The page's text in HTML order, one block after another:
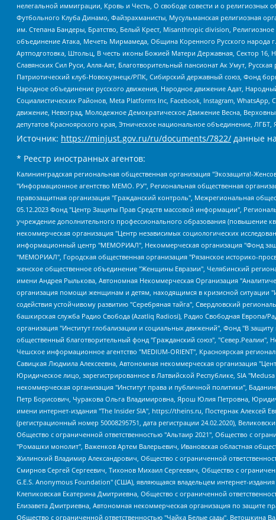
нелегальной иммиграции, Кровь и Честь, О свободе совести и о религиозных
Футбольного Клуба Динамо, Файзрахманисты, Мусульманская религиозная
им. Степана Бандеры, Братство, Белый Крест, Misanthropic division,
объединение Атака, Мечеть Мирмамеда, Община Коренного Русского народа
Артподготовка, Штольц, В честь иконы Божией Матери Державная, Сектор
Славянских Сил Руси, Алля-Аят, Благотворительный пансионат Ак Умут,
Патриотический клуб-Новокузнецк/РПК, Сибирский державный союз, Фонд
Народное объединение русского движения, Народное движение Адат,
Социалистических Районов, Meta Platforms Inc, Facebook, Instagram,
движение, Невоград, Молодежное Демократическое Движение Весна,
депутатов Красноярского края, Этническое национальное объединение,
Источник: https://minjust.gov.ru/ru/documents/7822/ данные на
* Реестр иностранных агентов:
Калининградская региональная общественная организация "Экозащита!-Женсовет", Фонд содействия защите прав и свобод граждан "Общественный вердикт", Фонд "Институт Развития Свободы Информации", Частное учреждение "Информационное агентство МЕМО. РУ", Региональная общественная организация "Общественная комиссия по сохранению наследия академика Сахарова", Фонд поддержки свободы прессы, Санкт-Петербургская общественная правозащитная организация "Гражданский контроль", Межрегиональная общественная организация "Информационно-просветительский центр "Мемориал", Региональный Фонд "Центр Защиты Прав Средств Массовой Информации", с 05.12.2023 Фонд "Центр Защиты Прав Средств массовой информации", Региональная общественная благотворительная организация помощи беженцам и мигрантам "Гражданское содействие", Негосударственное образовательное учреждение дополнительного профессионального образования (повышение квалификации) специалистов "АКАДЕМИЯ ПО ПРАВАМ ЧЕЛОВЕКА", Свердловская региональная общественная организация "Сутяжник", Автономная некоммерческая организация "Центр независимых социологических исследований", Союз общественных объединений "Российский исследовательский центр по правам человека", Региональное общественное учреждение научно-информационный центр "МЕМОРИАЛ", Некоммерческая организация "Фонд защиты гласности", Автономная некоммерческая организация "Институт прав человека", Городская общественная организация "Екатеринбургское общество "МЕМОРИАЛ", Городская общественная организация "Рязанское историко-просветительское и правозащитное общество "Мемориал" (Рязанский Мемориал), Челябинский региональный орган общественной самодеятельности – женское общественное объединение "Женщины Евразии", Челябинский региональный орган общественной самодеятельности "Уральская правозащитная группа", Фонд содействия защите здоровья и социальной справедливости имени Андрея Рылькова, Автономная Некоммерческая Организация "Аналитический Центр Юрия Левады", Автономная некоммерческая организация социальной поддержки населения "Проект Апрель", Региональная общественная организация помощи женщинам и детям, находящимся в кризисной ситуации "Информационно-методический центр "Анна", Фонд содействия развитию массовых коммуникаций и правовому просвещению "Так-так-Так", Фонд содействия устойчивому развитию "Серебряная тайга", Свердловский региональный общественный фонд социальных проектов "Новое время", "Idel.Реалии", Кавказ.Реалии, Крым.Реалии, Телеканал Настоящее Время, Татаро-башкирская служба Радио Свобода (Azatliq Radiosi), Радио Свободная Европа/Радио Свобода (PCE/PC), "Сибирь.Реалии", "Фактограф", Благотворительный фонд помощи осужденным и их семьям, Автономная некоммерческая организация "Институт глобализации и социальных движений", Фонд "В защиту прав заключенных", Частное учреждение "Центр поддержки и содействия развитию средств массовой информации", Пензенский региональный общественный благотворительный фонд "Гражданский союз", "Север.Реалии", Некоммерческая организация Фонд "Правовая инициатива", Общество с ограниченной ответственностью "Радио Свободная Европа/Радио Свобода", Чешское информационное агентство "MEDIUM-ORIENT", Красноярская региональная общественная организация "Мы против СПИДа", Камалягин Денис Николаевич, Маркелов Сергей Евгеньевич, Пономарев Лев Александрович, Савицкая Людмила Алексеевна, Автономная некоммерческая